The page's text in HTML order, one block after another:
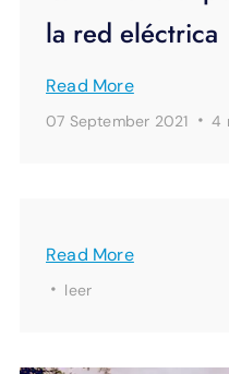
la red eléctrica
Read More
07 September 2021 ·4
Read More
· leer